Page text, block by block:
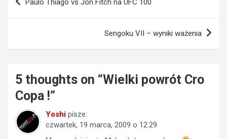
Paulo Thiago vs Jon Fitch na UFC 100
Sengoku VII – wyniki ważenia
5 thoughts on “Wielki powrót Cro
Copa !”
Yoshi pisze:
czwartek, 19 marca, 2009 o 12:29